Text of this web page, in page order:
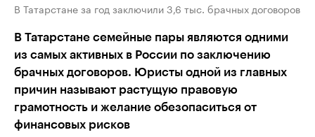
В Татарстане за год заключили 3,6 тыс. брачных договоров
В Татарстане семейные пары являются одними
из самых активных в России по заключению
брачных договоров. Юристы одной из главных
причин называют растущую правовую
грамотность и желание обезопаситься от
финансовых рисков